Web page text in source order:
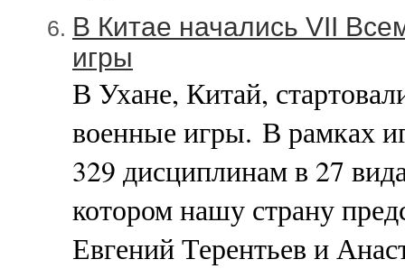
В Китае начались VII
игры
В Ухане, Китай,
военные игры. В рамках
329 дисциплинам в 27
котором нашу страну
Евгений Терентьев и